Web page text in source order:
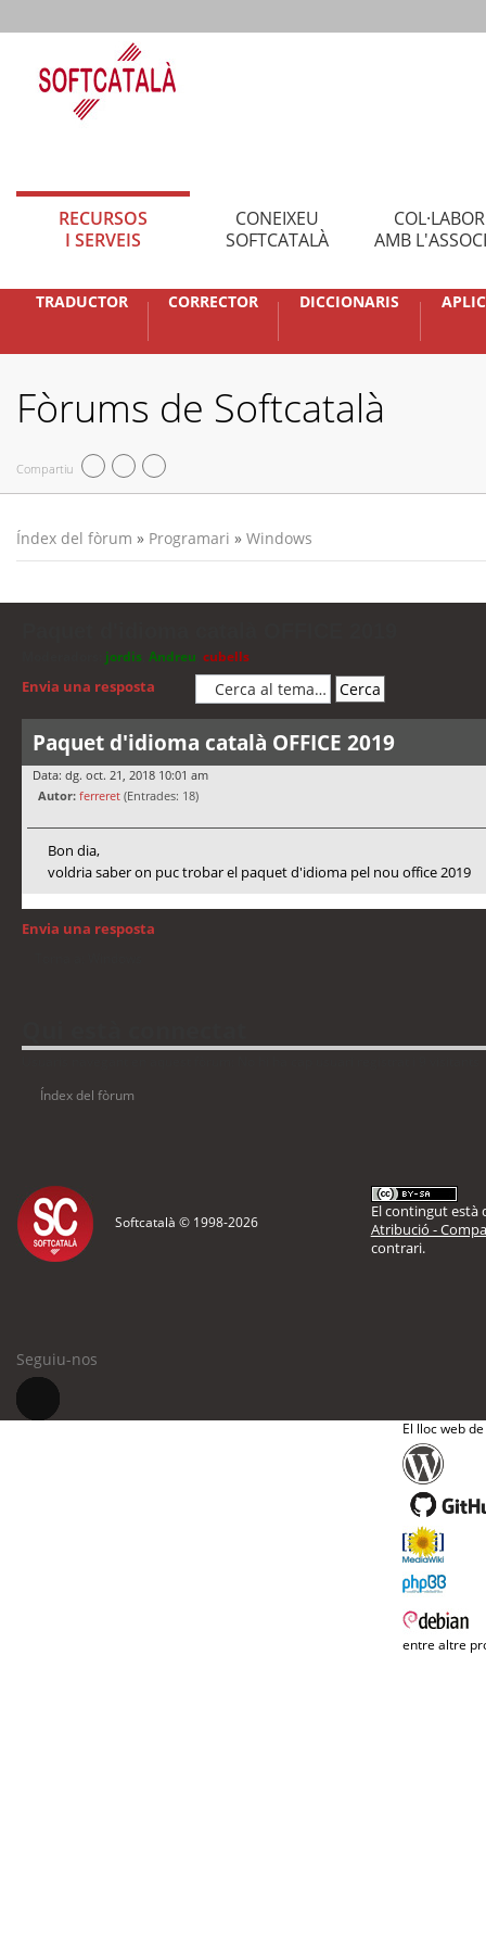
RECURSOS
I SERVEIS
CONEIXEU
SOFTCATALÀ
AMB
TRADUCTOR CORRECTOR DICCIONARIS
Fòrums de Softcatalà
Compartiu
Índex del fòrum » Programari » Windows
jordis Andreu cubells
Envia una resposta
Paquet d'idioma català OFFICE 2019
Data: dg. oct. 21, 2018 10:01 am
Autor: ferreret (Entrades: 18)
Bon dia,
voldria saber on puc trobar el paquet d'idioma pel nou office 2019
Envia una resposta
Índex del fòrum
Softcatalà © 1998-2026
El contingut està
Atribució -
contrari.
Seguiu-nos
El lloc web
entre altre